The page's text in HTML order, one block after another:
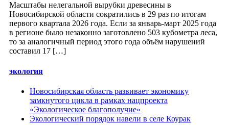
Масштабы нелегальной вырубки древесины в
Новосибирской области сократились в 29 раз по итогам
первого квартала 2026 года. Если за январь-март 2025 года
в регионе было незаконно заготовлено 503 кубометра леса,
то за аналогичный период этого года объём нарушений
составил 17 […]
экология
Новосибирская область развивает экономику
замкнутого цикла в рамках нацпроекта
«Экологическое благополучие»
Экологический порядок навели в селе Коурак